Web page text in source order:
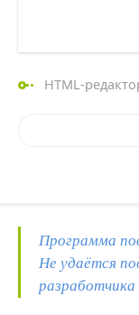
HTML-
Программа
Не удаётся